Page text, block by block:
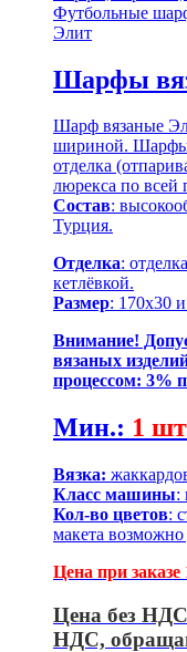
Футбольные
Элит
Шарфы
Шарф вязаные
шириной. Шарфы
отделка
люрекса по всей
Состав:
Турция.
Отделка:
кетлёвкой.
Размер: 170х30
Внимание!
вязаных
процессом: 3%
Мин.: 1
Вязка:
Класс машины:
Кол-во цветов:
макета возможно
Цена при
Цена без
НДС,